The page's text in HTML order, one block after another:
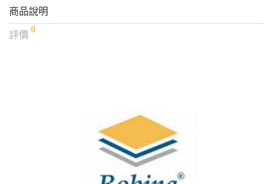
商品說明
評價
0